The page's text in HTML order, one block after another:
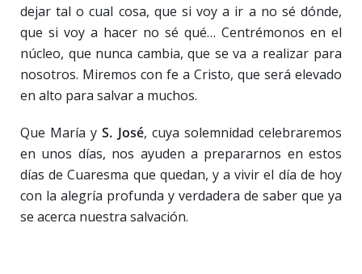
dejar tal o cual cosa, que si voy a ir a no sé dónde,
que si voy a hacer no sé qué… Centrémonos en el
núcleo, que nunca cambia, que se va a realizar para
nosotros. Miremos con fe a Cristo, que será elevado
en alto para salvar a muchos.
Que María yS. José, cuya solemnidad celebraremos
en unos días, nos ayuden a prepararnos en estos
días de Cuaresma que quedan, y a vivir el día de hoy
con la alegría profunda y verdadera de saber que ya
se acerca nuestra salvación.